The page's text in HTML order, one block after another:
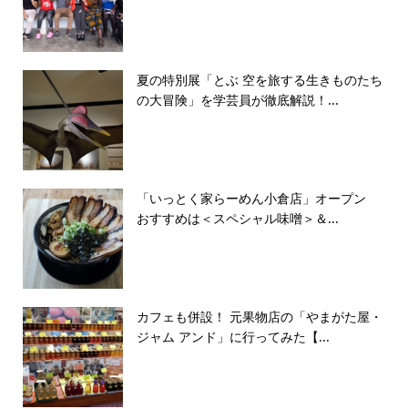
夏の特別展「とぶ 空を旅する生きものたち
の大冒険」を学芸員が徹底解説！...
「いっとく家らーめん小倉店」オープン
おすすめは＜スペシャル味噌＞＆...
カフェも併設！ 元果物店の「やまがた屋・
ジャム アンド」に行ってみた【...